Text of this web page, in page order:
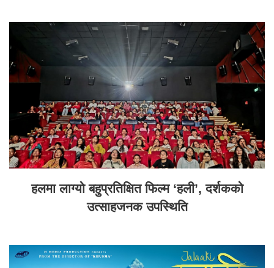
हलमा लाग्यो बहुप्रतिक्षित फिल्म ‘हली’, दर्शकको
उत्साहजनक उपस्थिति